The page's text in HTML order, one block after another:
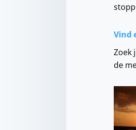
Vind
Zoek
de